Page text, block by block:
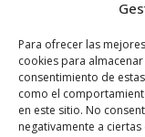
Para ofrecer las
cookies para
consentimiento de
como el
en este sitio. No
negativamente a
estando
tiene
perrito a
perrito
perrito